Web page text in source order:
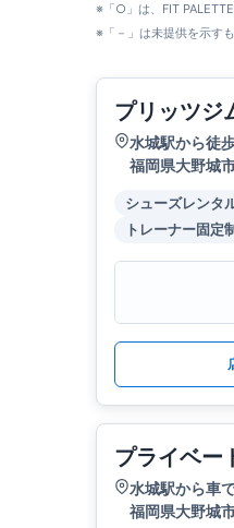
※「○」は、FIT
※「－」は未提供を示す
プリッツジ
水城駅から徒
福岡県大野城
シューズレンタ
トレーナー固定制
プライベー
水城駅から車
福岡県大野城